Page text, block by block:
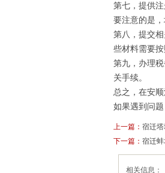
第七，提供
要注意的是
第八，提交
些材料需要
第九，办理
关手续。
总之，在安
如果遇到问
上一篇： 宿迁
下一篇： 宿迁
相关信息：